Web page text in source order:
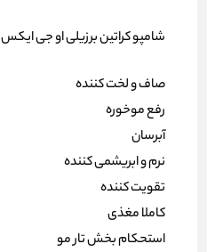
شامپو کراتین برزیلی او جی ایکس
صاف و لخت کننده
رفع موخوره
آبرسان
نرم و ابریشمی کننده
تقویت کننده
کاملا مغذی
استحکام بخش تار مو